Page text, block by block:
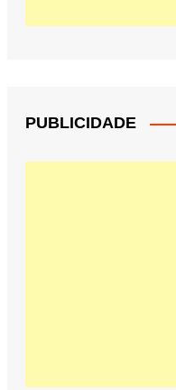
PUBLICIDADE